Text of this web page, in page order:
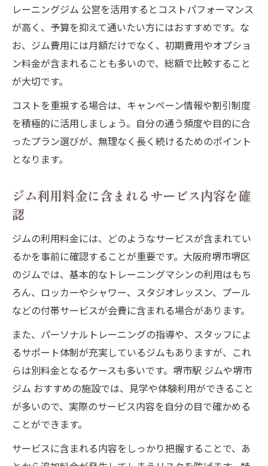
レーニングジム 公営を活用するとコストパフォーマンス
が高く、予算を抑えて通いたい方にはおすすめです。な
お、ジム費用には月額だけでなく、初期費用やオプショ
ン料金が含まれることも多いので、総額で比較すること
が大切です。
コストを重視する場合は、キャンペーン情報や割引制度
を積極的に活用しましょう。自分の通う頻度や目的に合
ったプラン選びが、無理なく長く続けるためのポイント
となります。
ジム利用料金に含まれるサービス内容を確
認
ジムの利用料金には、どのようなサービスが含まれてい
るかを事前に確認することが重要です。大阪府堺市堺区
のジムでは、基本的なトレーニングマシンの利用はもち
ろん、ロッカーやシャワー、スタジオレッスン、プール
などの付帯サービスが会費に含まれる場合があります。
また、パーソナルトレーニングの指導や、スタッフによ
るサポート体制が充実しているジムもありますが、これ
らは別料金となるケースも多いです。堺市駅 ジムや堺市
ジム おすすめの施設では、見学や体験利用ができること
が多いので、実際のサービス内容を自分の目で確かめる
ことができます。
サービスに含まれる内容をしっかり把握することで、あ